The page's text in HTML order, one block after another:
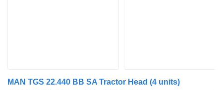
MAN TGS 22.440 BB SA Tractor Head (4 units)